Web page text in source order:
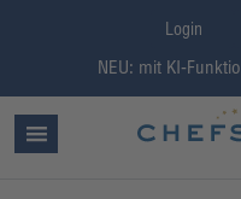
Login
NEU: mit KI-